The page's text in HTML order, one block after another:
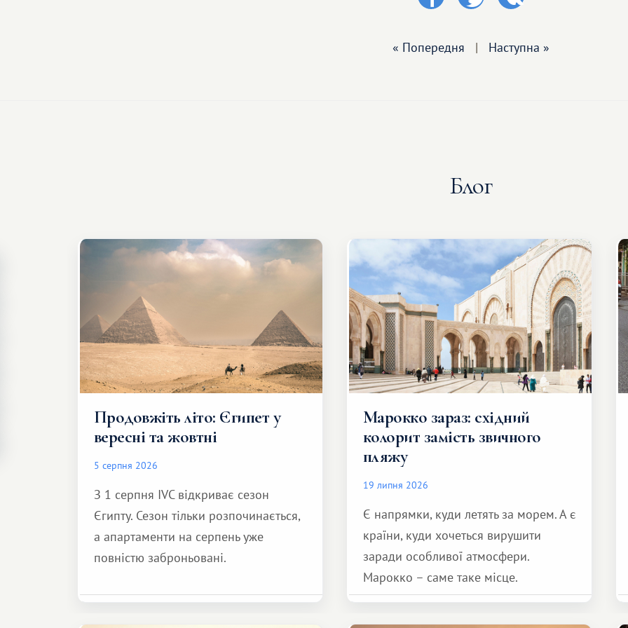
« Попередня | Наступна »
Блог
Продовжіть літо: Єгипет у
вересні та жовтні
5 серпня 2026
З 1 серпня IVC відкриває сезон
Єгипту. Сезон тільки розпочинається,
а апартаменти на серпень уже
повністю заброньовані.
Марокко зараз: східний
колорит замість звичного
пляжу
19 липня 2026
Є напрямки, куди летять за морем. А є
країни, куди хочеться вирушити
заради особливої ​​атмосфери.
Марокко – саме таке місце.